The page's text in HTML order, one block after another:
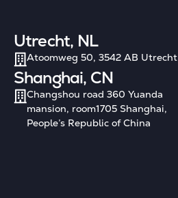
Utrecht, NL
Atoomweg 50, 3542 AB Utrecht
Shanghai, CN
Changshou road 360 Yuanda
mansion, room1705 Shanghai,
People’s Republic of China